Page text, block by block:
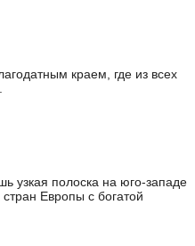
краем, где из всех
узкая полоска на юго-западе
Европы с богатой